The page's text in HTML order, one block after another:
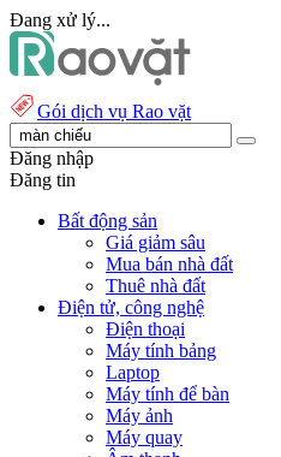
Đang xử lý...
Gói dịch vụ Rao vặt
Đăng nhập
Đăng tin
Bất động sản
Giá giảm sâu
Mua bán nhà đất
Thuê nhà đất
Điện tử, công nghệ
Điện thoại
Máy tính bảng
Laptop
Máy tính để bàn
Máy ảnh
Máy quay